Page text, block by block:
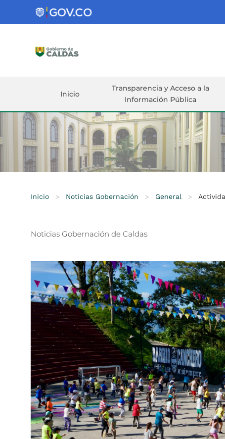
Gobernación
Inicio
Transparencia y Acceso a la
Información Pública
Inicio > Noticias Gobernación > General >
Noticias Gobernación de Caldas